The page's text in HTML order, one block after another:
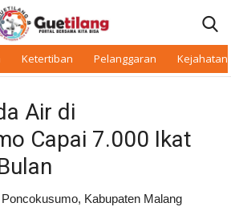
Ketertiban Pelanggaran Kejahatan
Air di
Capai 7.000 Ikat
Kabupaten Malang